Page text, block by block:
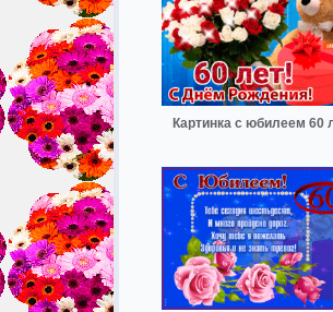
Картинка с юбилеем 60